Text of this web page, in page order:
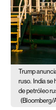
Trump
ruso. India
de petróleo
(Bloomberg/